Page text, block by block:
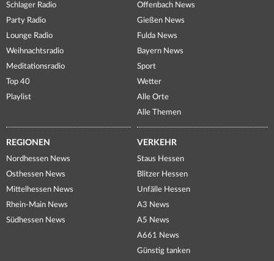
Schlager Radio
Party Radio
Lounge Radio
Weihnachtsradio
Meditationsradio
Top 40
Playlist
Offenbach News
Gießen News
Fulda News
Bayern News
Sport
Wetter
Alle Orte
Alle Themen
REGIONEN
Nordhessen News
Osthessen News
Mittelhessen News
Rhein-Main News
Südhessen News
VERKEHR
Staus Hessen
Blitzer Hessen
Unfälle Hessen
A3 News
A5 News
A661 News
Günstig tanken